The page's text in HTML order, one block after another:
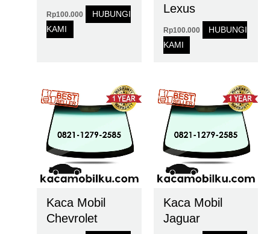
Rp100.000
HUBUNGI
KAMI
Lexus
Rp100.000
HUBUNGI
KAMI
Kaca Mobil
Chevrolet
Kaca Mobil
Jaguar